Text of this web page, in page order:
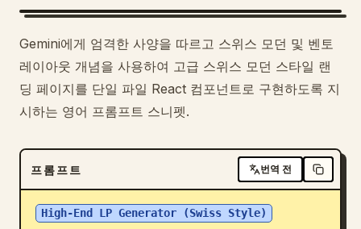
스킬
프롬프트
가격
다운로드
블로그
Gemini에게 엄격한 사양을 따르고 스위스 모던 및 벤토
레이아웃 개념을 사용하여 고급 스위스 모던 스타일 랜
딩 페이지를 단일 파일 React 컴포넌트로 구현하도록 지
시하는 영어 프롬프트 스니펫.
프롬프트 번역 전
High-End LP Generator (Swiss Style)